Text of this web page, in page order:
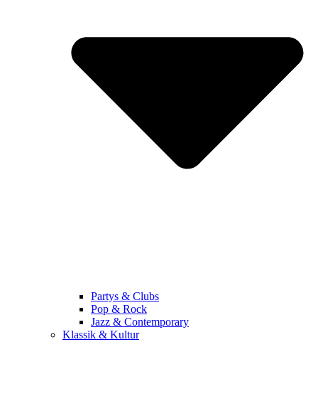
Partys & Clubs
Pop & Rock
Jazz & Contemporary
Klassik & Kultur